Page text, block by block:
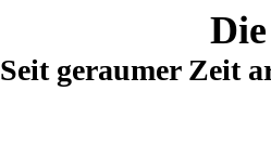
Seit geraumer Zeit